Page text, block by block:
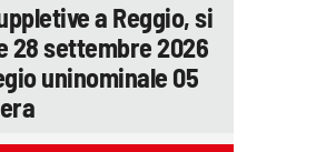
a Reggio, si
28 settembre 2026
uninominale 05